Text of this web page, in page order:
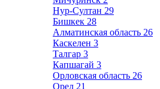
Нур-Султан 29
Бишкек 28
Алматинская область 26
Каскелен 3
Талгар 3
Капшагай 3
Орловская область 26
Орел 21